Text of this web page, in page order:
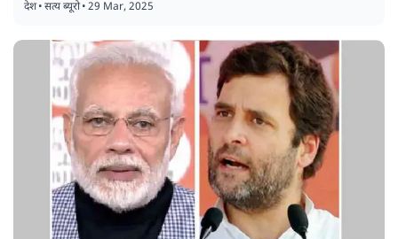
देश•सत्य ब्यूरो•29 Mar, 2025